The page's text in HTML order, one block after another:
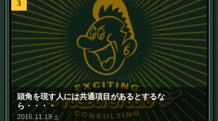
3
頭角を現す人には共通項目があるとするな
ら・・・・
2016 11 19 土